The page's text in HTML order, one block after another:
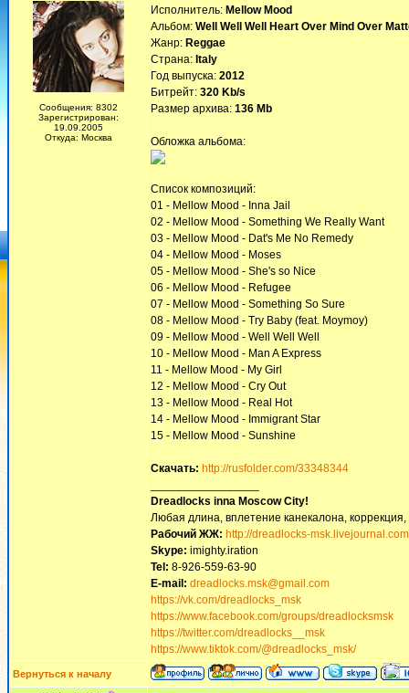
Сообщения: 8302
Зарегистрирован:
19.09.2005
Откуда: Москва
Исполнитель: Mellow Mood
Альбом: Well Well Well Heart Over Mind Over
Жанр: Reggae
Страна: Italy
Год выпуска: 2012
Битрейт: 320 Kb/s
Размер архива: 136 Mb
Обложка альбома:
Список композиций:
01 - Mellow Mood - Inna Jail
02 - Mellow Mood - Something We Really Want
03 - Mellow Mood - Dat's Me No Remedy
04 - Mellow Mood - Moses
05 - Mellow Mood - She's so Nice
06 - Mellow Mood - Refugee
07 - Mellow Mood - Something So Sure
08 - Mellow Mood - Try Baby (feat. Moymoy)
09 - Mellow Mood - Well Well Well
10 - Mellow Mood - Man A Express
11 - Mellow Mood - My Girl
12 - Mellow Mood - Cry Out
13 - Mellow Mood - Real Hot
14 - Mellow Mood - Immigrant Star
15 - Mellow Mood - Sunshine
Скачать: http://rusfolder.com/33348344
Dreadlocks inna Moscow Сity!
Любая длина, вплетение канекалона,
Рабочий ЖЖ: http://dreadlocks-
Skype: imighty.iration
Tel: 8-926-559-63-90
E-mail: dreadlocks.msk@gmail.com
https://vk.com/dreadlocks_msk
https://www.facebook.com/groups/dreadlocksmsk
https://twitter.com/dreadlocks__msk
https://www.tiktok.com/@dreadlocks_msk/
Вернуться к началу